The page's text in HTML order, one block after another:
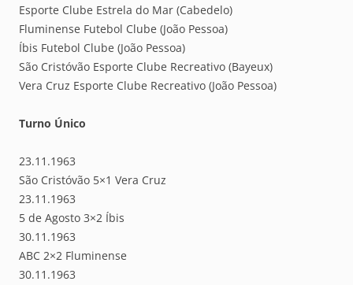
Esporte Clube Estrela do Mar (Cabedelo)
Fluminense Futebol Clube (João Pessoa)
Íbis Futebol Clube (João Pessoa)
São Cristóvão Esporte Clube Recreativo (Bayeux)
Vera Cruz Esporte Clube Recreativo (João Pessoa)
Turno Único
23.11.1963
São Cristóvão 5×1 Vera Cruz
23.11.1963
5 de Agosto 3×2 Íbis
30.11.1963
ABC 2×2 Fluminense
30.11.1963